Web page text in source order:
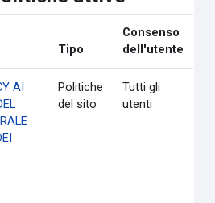
Tipo
Consenso
dell'utente
AI
Politiche
del sito
Tutti gli
utenti